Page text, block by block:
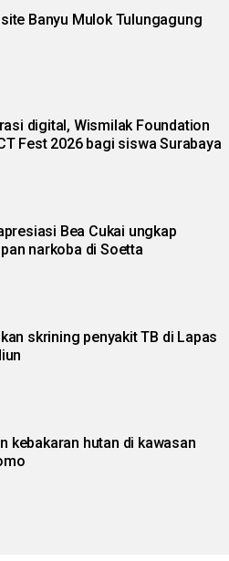
Banyu Mulok Tulungagung
digital, Wismilak Foundation
Fest 2026 bagi siswa Surabaya
Bea Cukai ungkap
narkoba di Soetta
penyakit TB di Lapas
kebakaran hutan di kawasan